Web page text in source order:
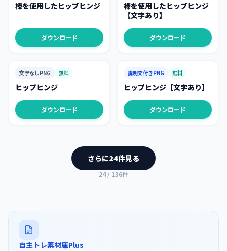
棒を使用したヒップヒンジ
ダウンロード
棒を使用したヒップヒンジ
【文字あり】
ダウンロード
文字なしPNG 無料
ヒップヒンジ
ダウンロード
説明文付きPNG 無料
ヒップヒンジ【文字あり】
ダウンロード
さらに24件見る
24/ 136件
自主トレ素材庫Plus